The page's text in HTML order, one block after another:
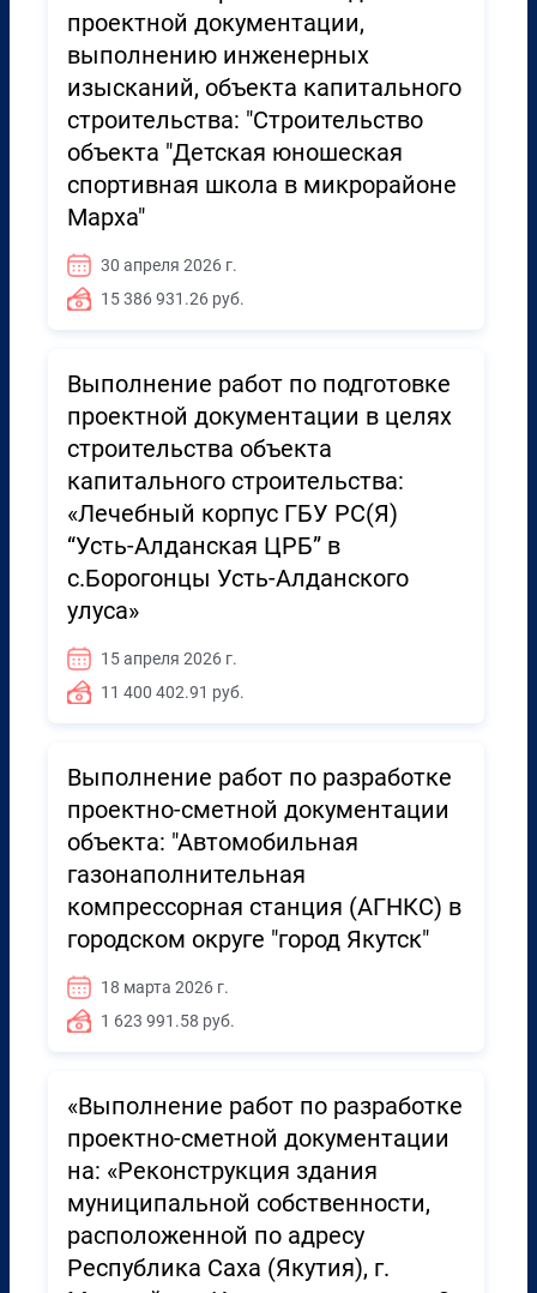
проектной документации,
выполнению инженерных
изысканий, объекта капитального
строительства: "Строительство
объекта "Детская юношеская
спортивная школа в микрорайоне
Марха"
30 апреля 2026 г.
15 386 931.26 руб.
Выполнение работ по подготовке
проектной документации в целях
строительства объекта
капитального строительства:
«Лечебный корпус ГБУ РС(Я)
“Усть-Алданская ЦРБ” в
с.Борогонцы Усть-Алданского
улуса»
15 апреля 2026 г.
11 400 402.91 руб.
Выполнение работ по разработке
проектно-сметной документации
объекта: "Автомобильная
газонаполнительная
компрессорная станция (АГНКС) в
городском округе "город Якутск"
18 марта 2026 г.
1 623 991.58 руб.
«Выполнение работ по разработке
проектно-сметной документации
на: «Реконструкция здания
муниципальной собственности,
расположенной по адресу
Республика Саха (Якутия), г.